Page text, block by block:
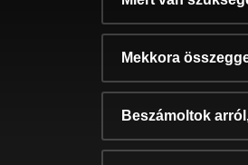
Mekkora
Beszámoltok